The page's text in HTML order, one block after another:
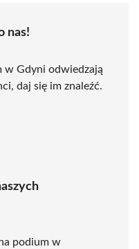
nas!
w Gdyni odwiedzają
daj się im znaleźć.
podium w